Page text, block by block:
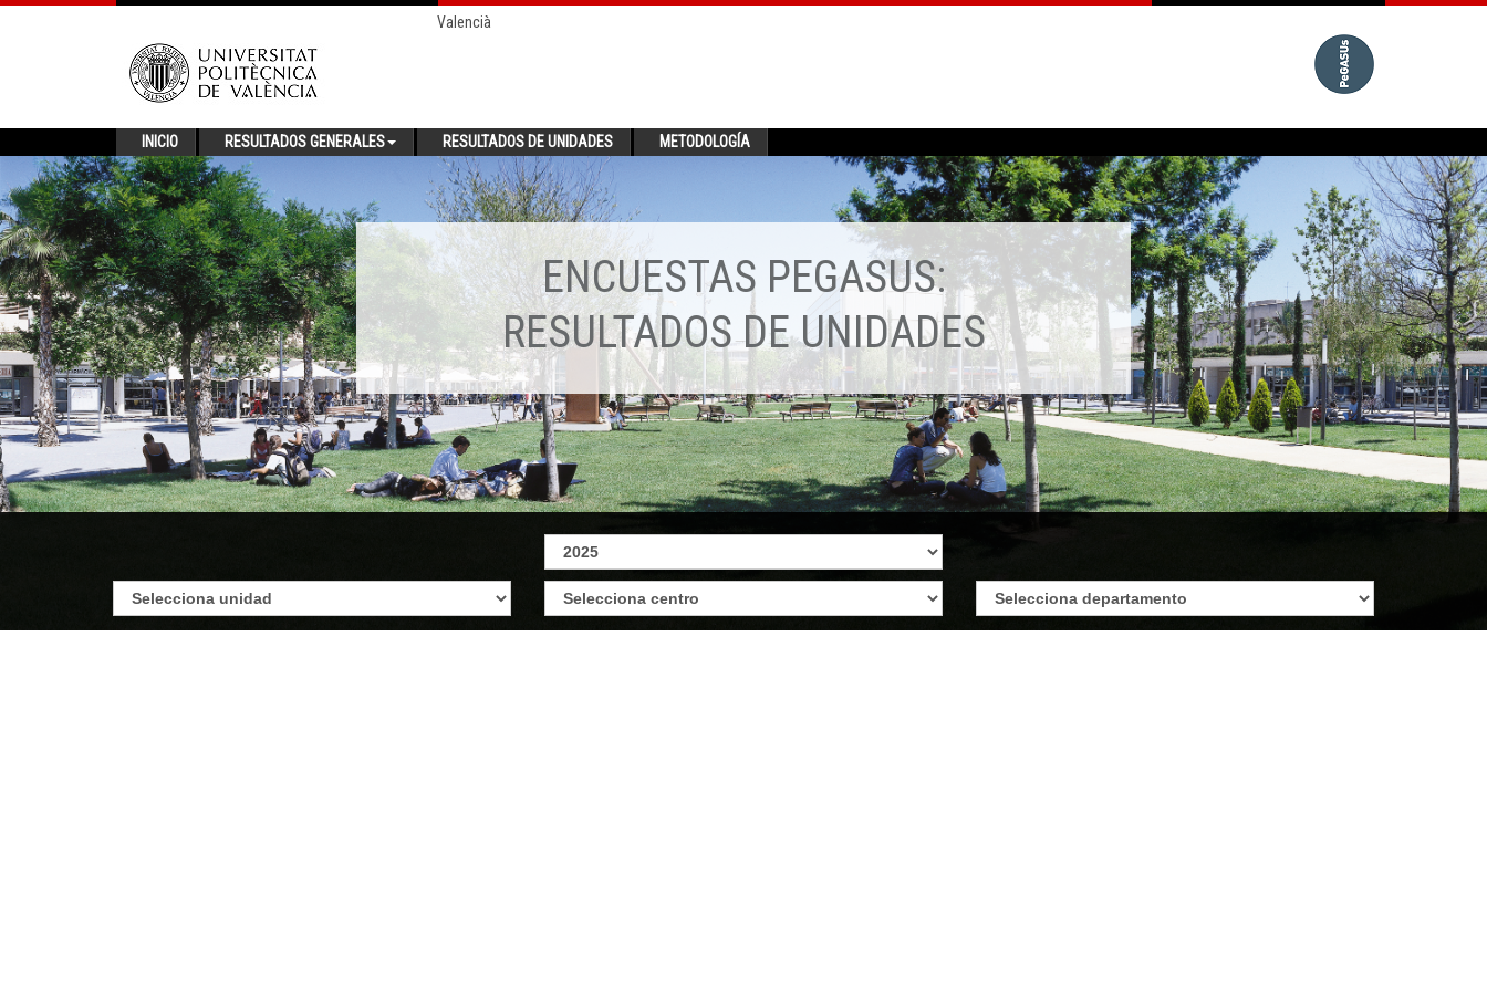
Valencià
INICIO RESULTADOS GENERALES RESULTADOS DE UNIDADES METODOLOGÍA
ENCUESTAS PEGASUS:
RESULTADOS DE UNIDADES